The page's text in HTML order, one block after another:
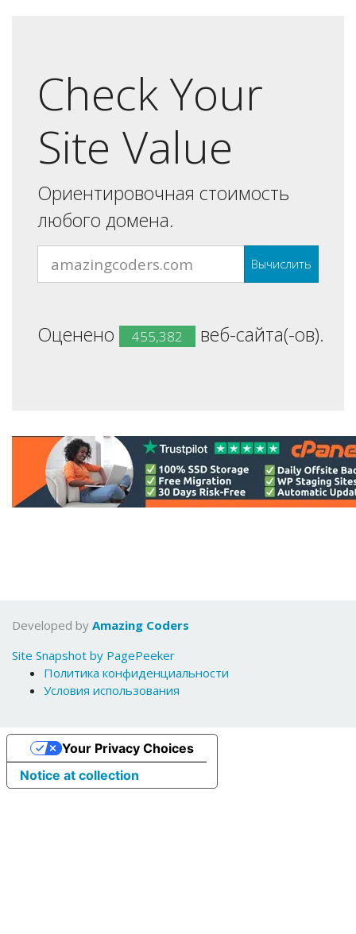
Check Your
Site Value
Ориентировочная стоимость
любого домена.
Вычислить
Оценено 455,382 веб-сайта(-ов).
Developed by Amazing Coders
Site Snapshot by PagePeeker
Политика конфиденциальности
Условия использования
Notice at collection
Your Privacy Choices